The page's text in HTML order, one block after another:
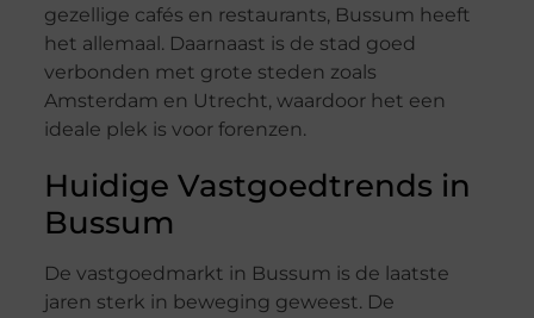
gezellige cafés en restaurants, Bussum heeft
het allemaal. Daarnaast is de stad goed
verbonden met grote steden zoals
Amsterdam en Utrecht, waardoor het een
ideale plek is voor forenzen.
Huidige Vastgoedtrends in
Bussum
De vastgoedmarkt in Bussum is de laatste
jaren sterk in beweging geweest. De